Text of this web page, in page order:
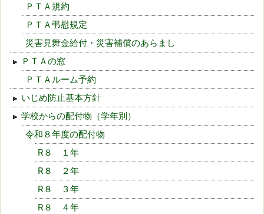
ＰＴＡ規約
ＰＴＡ弔慰規定
災害見舞金給付・災害補償のあらまし
ＰＴＡの窓
ＰＴＡルーム予約
いじめ防止基本方針
学校からの配付物（学年別）
令和８年度の配付物
R８ １年
R８ ２年
R８ ３年
R８ ４年